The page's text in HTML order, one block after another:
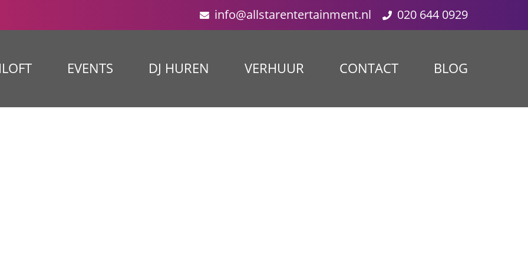
info@allstarentertainment.nl 020 644 0929
EVENTS DJ HUREN VERHUUR CONTACT BLOG